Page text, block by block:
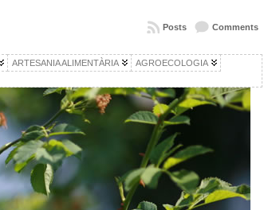
Comments
Posts
ARTESANIA ALIMENTÀRIA
AGROECOLOGIA